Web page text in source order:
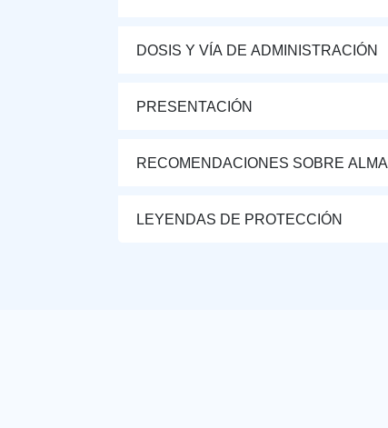
DOSIS Y VÍA DE ADMINISTRACIÓN
PRESENTACIÓN
RECOMENDACIONES SOBRE
LEYENDAS DE PROTECCIÓN